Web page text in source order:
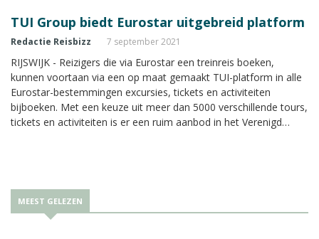
TUI Group biedt Eurostar uitgebreid platform
Redactie Reisbizz 7 september 2021
RIJSWIJK - Reizigers die via Eurostar een treinreis boeken,
kunnen voortaan via een op maat gemaakt TUI-platform in alle
Eurostar-bestemmingen excursies, tickets en activiteiten
bijboeken. Met een keuze uit meer dan 5000 verschillende tours,
tickets en activiteiten is er een ruim aanbod in het Verenigd
MEEST GELEZEN